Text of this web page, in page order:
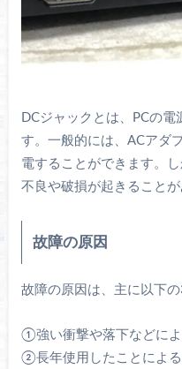
DCジャックとは、PCの
す。一般的には、ACアダ
電することができます。
不良や破損が起きることが
故障の原因
故障の原因は、主に以下の
①強い衝撃や落下などに
②長年使用したことによる